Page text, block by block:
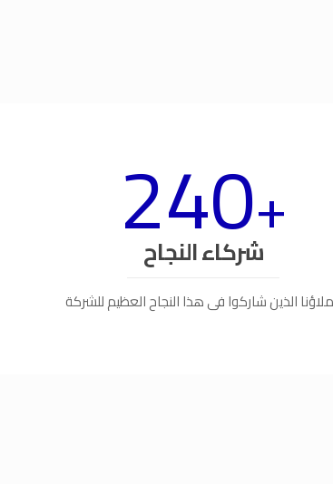
+
240
شركاء النجاح
الذين شاركوا فى هذا النجاح العظيم للشركة